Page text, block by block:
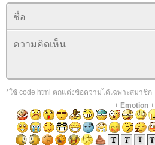
*ใช้ code html ตกแต่งข้อความได้เฉพาะสมาชิก
+ Emotion+